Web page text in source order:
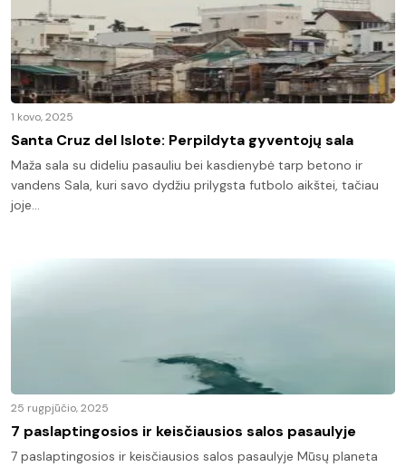
1 kovo, 2025
Santa Cruz del Islote: Perpildyta gyventojų sala
Maža sala su dideliu pasauliu bei kasdienybė tarp betono ir
vandens Sala, kuri savo dydžiu prilygsta futbolo aikštei, tačiau
joje…
25 rugpjūčio, 2025
7 paslaptingosios ir keisčiausios salos pasaulyje
7 paslaptingosios ir keisčiausios salos pasaulyje Mūsų planeta